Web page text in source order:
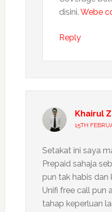
disini. Webe
Reply
Khairul
15TH
Setakat ini saya
Prepaid sahaja
pun tak habis dan
Unifi free call pun
tahap keperluan